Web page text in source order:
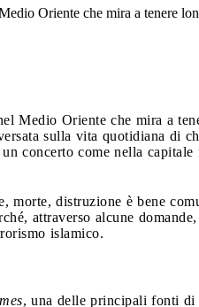
Oriente che mira a tenere
Medio Oriente che mira a
sulla vita quotidiana di
concerto come nella
morte, distruzione è bene
attraverso alcune
islamico.
, una delle principali fonti